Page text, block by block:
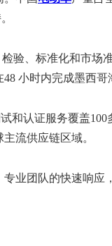
、标准化和市场
小时内完成墨西哥
认证服务覆盖100
流供应链区域。
团队的快速响应